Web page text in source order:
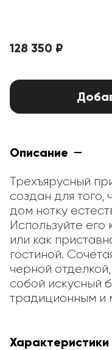
128 350 ₽
Описание
Трехъярусный
создан для
дом нотку
Используйте его
или как
гостиной.
черной
собой искусный
традиционным и
Характеристики